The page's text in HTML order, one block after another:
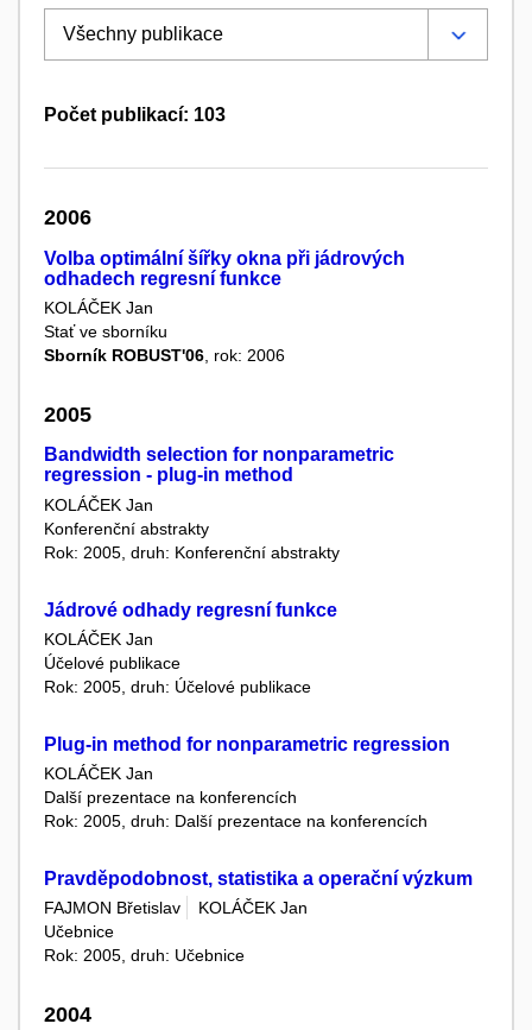
Počet publikací: 103
2006
Volba optimální šířky okna při jádrových
odhadech regresní funkce
KOLÁČEK Jan
Stať ve sborníku
Sborník ROBUST'06 , rok: 2006
2005
Bandwidth selection for nonparametric
regression - plug-in method
KOLÁČEK Jan
Konferenční abstrakty
Rok: 2005, druh: Konferenční abstrakty
Jádrové odhady regresní funkce
KOLÁČEK Jan
Účelové publikace
Rok: 2005, druh: Účelové publikace
Plug-in method for nonparametric regression
KOLÁČEK Jan
Další prezentace na konferencích
Rok: 2005, druh: Další prezentace na konferencích
Pravděpodobnost, statistika a operační výzkum
FAJMON Břetislav
KOLÁČEK Jan
Učebnice
Rok: 2005, druh: Učebnice
2004